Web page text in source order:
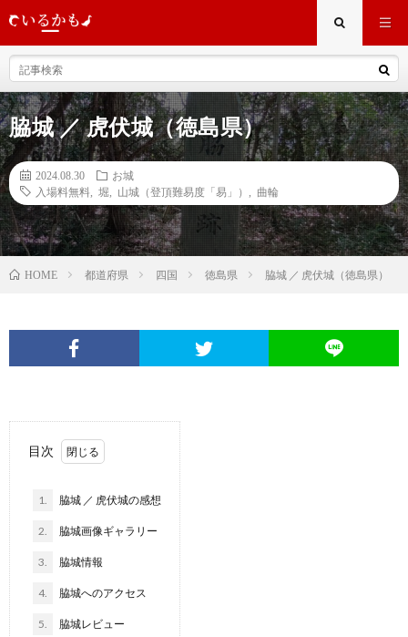
脇城 ／ 虎伏城（徳島県）
2024.08.30
お城
入場料無料
堀 山城（登頂難易度「易」） 曲輪
HOME 都道府県 四国 徳島県 脇城 ／ 虎伏城（徳島県）
目次
1. 脇城 ／ 虎伏城の感想
2. 脇城画像ギャラリー
3. 脇城情報
4. 脇城へのアクセス
5. 脇城レビュー